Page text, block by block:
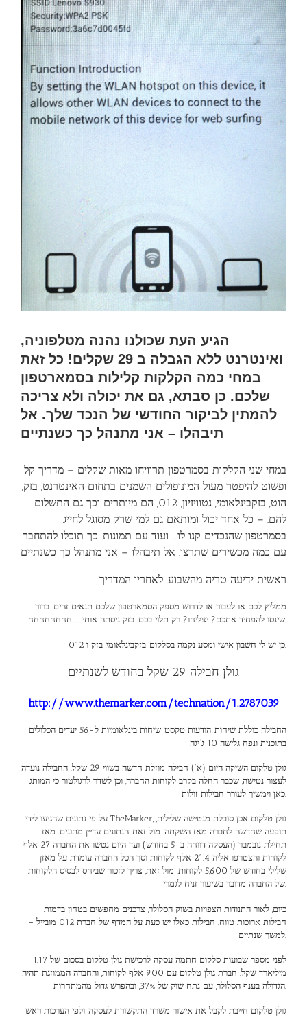
הגיע העת שכולנו נהנה מטלפוניה,
ואינטרנט ללא הגבלה ב 29 שקלים! כל זאת
במחי כמה הקלקות קלילות בסמארטפון
שלכם. כן סבתא, גם את יכולה ולא צריכה
להמתין לביקור החודשי של הנכד שלך. אל
תיבהלו – אני מתנהל כך כשנתיים
במחי שני הקלקות בסמרטפון תרוויחו מאות שקלים – מדריך קל
ופשוט להיפטר מעול המונופולים השמנים בתחום האינטרנט, בזק,
הוט, בזקבינלאומי, נטוויזיון, 012, הם מיותרים וכך גם התשלום
להם. – כל אחד יכול ומותאם גם למי שרק מסוגל לחייג
בסמרטפון שהנכדים קנו לו…. ועוד עם תמונות. כך תוכלו להתחבר
עם כמה מכשירים שתרצו. אל תיבהלו – אני מתנהל כך כשנתיים
ראשית ידיעה טריה מהשבוע. לאחריו המדריך
ממליץ לכם או לעבור או לדרוש מספק הסמארטפון שלכם תנאים זהים. ברור
שינסו להפחיד אתכם? יצליחו? רק תלוי בכם. בזק ניסתה אותי. …..חחחחחחחח.
גולן חבילה 29 שקל בחודש לשנתיים
http://www.themarker.com/technation/1.2787039
החבילה כוללת שיחות, הודעות טקסט, שיחות בינלאומיות ל-56 יעדים הכלולים
בתוכנית ונפח גלישה 10 ג’יגה
גולן טלקום השיקה היום (א’) חבילה מוזלת חדשה בשווי 29 שקל. החבילה נועדה
לעצור נטישה, שכבר החלה בקרב לקוחות החברה, וכן לשדר לרגולטור כי המותג
כאן וימשיך לעורר חבילות זולות.
על פי נתונים שהגיעו לידי TheMarker, גולן טלקום אכן סובלת מנטישה שלילית,
תופעה שחדשה לחברה מאז השקתה. מול זאת, הנתונים עדיין מתונים. מאז
תחילת נובמבר (העסקה דווחה ב-5 בחודש) ועד היום נטשו את החברה 27 אלף
לקוחות והצטרפו אליה 21.4 אלף לקוחות וסך הכל החברה עומדת על מאזן
שלילי בחודש של 5,600 לקוחות. מול זאת, צריך לזכור שביחס לבסיס הלקוחות
של החברה מדובר בשיעור זניח לגמרי.
כיום, לאור התנודות הצפויות בשוק הסלולר, צרכנים מחפשים בטחון בדמות
חבילות ארוכות טווח. חבילות כאלו יש כעת על המדף של חברת 012 מובייל –
לפני מספר שבועות סלקום חתמה עסקה לרכישת גולן טלקום
בסכום של 1.17
מיליארד שקל. חברת גולן טלקום עם 900 אלף לקוחות, והחברה הממוזגת תהיה
הגדולה בענף הסלולר, עם נתח שוק של 37%, ובהפרש גדול מהמתחרות.
גולן טלקום חייבת לקבל את אישור משרד התקשורת לעסקה, ולפי הערכות ראש